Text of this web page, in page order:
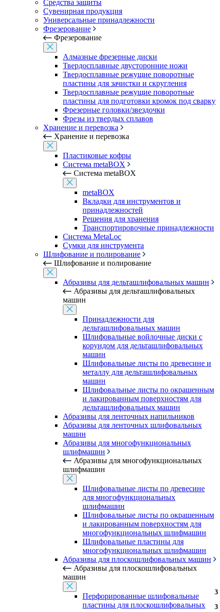
Средства защиты
Сувенирная продукция
Универсальные принадлежности
Фрезерование
Фрезерование
Алмазные фрезерные диски
Твердосплавные двусторонние ножи
Твердосплавные режущие поворотные
пластины для зачистки и скругления
Твердосплавные режущие поворотные
пластины для подготовки кромок под сварку
Фрезерные головки/звездочки
Фрезы из твердых сплавов
Хранение и перевозка
Хранение и перевозка
Пластиковые кофры
Система metaBOX
Система metaBOX
metaBOX
Вкладки для инструментов и
принадлежностей
Решения для хранения
Транспортировочные принадлежности
Система MetaLoc
Сумки для инструмента
Шлифование и полирование
Шлифование и полирование
Абразивы для дельташлифовальных машин
Абразивы для дельташлифовальных
машин
Принадлежности для
дельташлифовальных машин
Шлифовальные войлочные диски с
корундом для дельташлифовальных
машин
Шлифовальные листы по древесине и
металлу для дельташлифовальных
машин
Шлифовальные листы по окрашенным
и лакированным поверхностям для
дельташлифовальных машин
Абразивы для ленточных напильников
Абразивы для ленточных шлифовальных
машин
Абразивы для многофункциональных
шлифмашин
Абразивы для многофункциональных
шлифмашин
Шлифовальные листы по древесине
для многофункциональных
шлифмашин
Шлифовальные листы по окрашенным
и лакированным поверхностям для
многофункциональных шлифмашин
Шлифовальные пластины для
многофункциональных шлифмашин
Абразивы для плоскошлифовальных машин
Абразивы для плоскошлифовальных
машин
Перфорированные шлифовальные
пластины для плоскошлифовальных
3
3
3
3
3
3